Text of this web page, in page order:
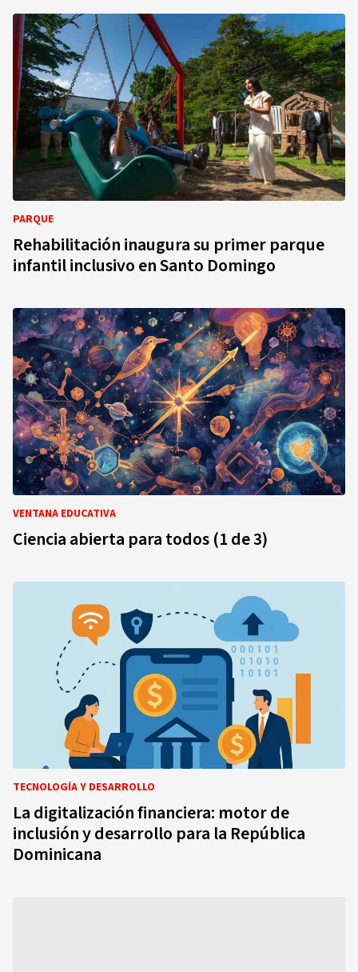
PARQUE
Rehabilitación inaugura su primer parque
infantil inclusivo en Santo Domingo
VENTANA EDUCATIVA
Ciencia abierta para todos (1 de 3)
TECNOLOGÍA Y DESARROLLO
La digitalización financiera: motor de
inclusión y desarrollo para la República
Dominicana